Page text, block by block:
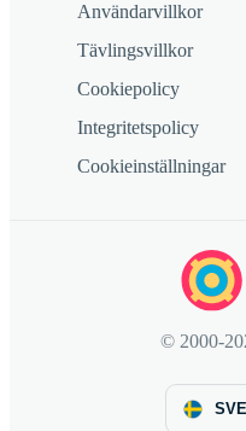
Användarvillkor
Tävlingsvillkor
Cookiepolicy
Integritetspolicy
Cookieinställningar
© 2000-